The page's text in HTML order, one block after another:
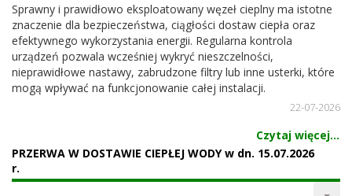
Sprawny i prawidłowo eksploatowany węzeł cieplny ma istotne
znaczenie dla bezpieczeństwa, ciągłości dostaw ciepła oraz
efektywnego wykorzystania energii. Regularna kontrola
urządzeń pozwala wcześniej wykryć nieszczelności,
nieprawidłowe nastawy, zabrudzone filtry lub inne usterki, które
mogą wpływać na funkcjonowanie całej instalacji.
22-07-2026
Czytaj więcej...
PRZERWA W DOSTAWIE CIEPŁEJ WODY w dn. 15.07.2026
r.